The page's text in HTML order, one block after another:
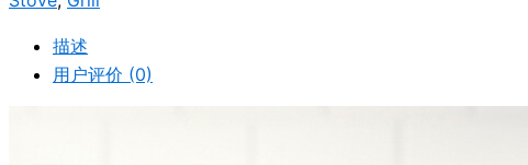
描述
用户评价 (0)